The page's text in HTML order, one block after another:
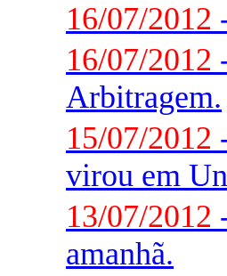
16/07/2012
16/07/2012
Arbitragem.
15/07/2012
virou em
13/07/2012
amanhã.